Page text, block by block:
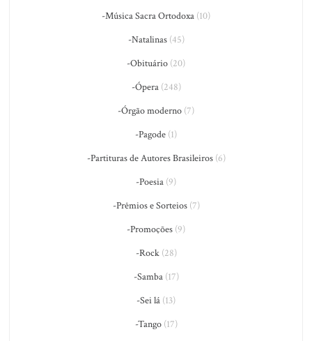
-Música Sacra Ortodoxa (10)
-Natalinas(45)
-Obituário (20)
-Ópera(248)
-Órgão moderno (7)
-Pagode (1)
-Partituras de Autores Brasileiros(6)
-Poesia (9)
-Prêmios e Sorteios(7)
-Promoções (9)
-Rock(28)
-Samba(17)
-Sei lá (13)
-Tango(17)